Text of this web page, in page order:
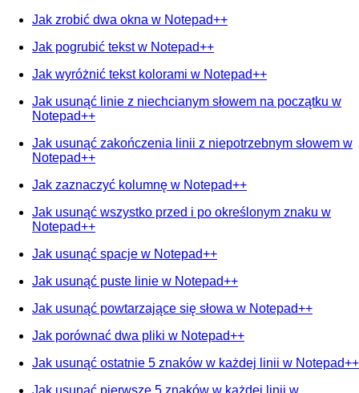
Jak zrobić dwa okna w Notepad++
Jak pogrubić tekst w Notepad++
Jak wyróżnić tekst kolorami w Notepad++
Jak usunąć linie z niechcianym słowem na początku w
Notepad++
Jak usunąć zakończenia linii z niepotrzebnym słowem w
Notepad++
Jak zaznaczyć kolumnę w Notepad++
Jak usunąć wszystko przed i po określonym znaku w
Notepad++
Jak usunąć spacje w Notepad++
Jak usunąć puste linie w Notepad++
Jak usunąć powtarzające się słowa w Notepad++
Jak porównać dwa pliki w Notepad++
Jak usunąć ostatnie 5 znaków w każdej linii w Notepad++
Jak usunąć pierwsze 5 znaków w każdej linii w